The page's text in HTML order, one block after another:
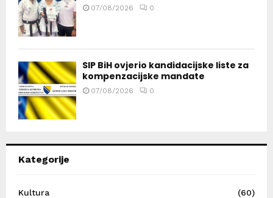
07/08/2026 0
SIP BiH ovjerio kandidacijske liste za
kompenzacijske mandate
07/08/2026 0
Kategorije
Kultura
(60)